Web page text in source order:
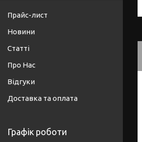
Прайс-лист
Новини
Статті
Про Нас
Відгуки
Доставка та оплата
Графік роботи